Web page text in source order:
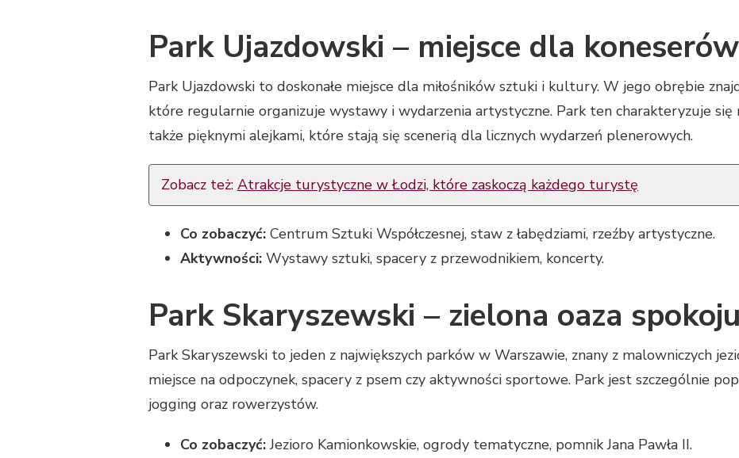
Park Ujazdowski – miejsce dla
Park Ujazdowski to doskonałe miejsce dla miłośników sztuki i kultury. W jego obrębie
które regularnie organizuje wystawy i wydarzenia artystyczne. Park ten charakteryzuje
także pięknymi alejkami, które stają się scenerią dla licznych wydarzeń plenerowych.
Zobacz też: Atrakcje turystyczne w Łodzi, które zaskoczą każdego turystę
Co zobaczyć: Centrum Sztuki Współczesnej, staw z łabędziami, rzeźby artystyczne.
Aktywności: Wystawy sztuki, spacery z przewodnikiem, koncerty.
Park Skaryszewski – zielona oaza spokoju
Park Skaryszewski to jeden z największych parków w Warszawie, znany z malowniczych
miejsce na odpoczynek, spacery z psem czy aktywności sportowe. Park jest szczególnie
jogging oraz rowerzystów.
Co zobaczyć:Jezioro Kamionkowskie, ogrody tematyczne, pomnik Jana Pawła II.